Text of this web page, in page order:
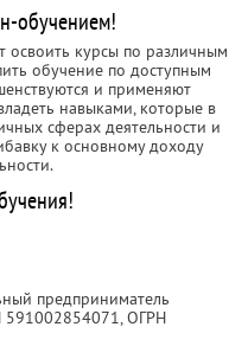
обучением!
освоить курсы по различным
обучение по доступным
и применяют
навыками, которые в
сферах деятельности и
к основному доходу
предприниматель
, ОГРН